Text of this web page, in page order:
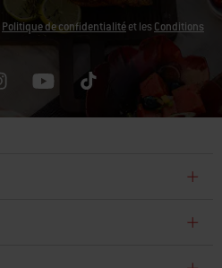
Politique de confidentialitéet lesConditions